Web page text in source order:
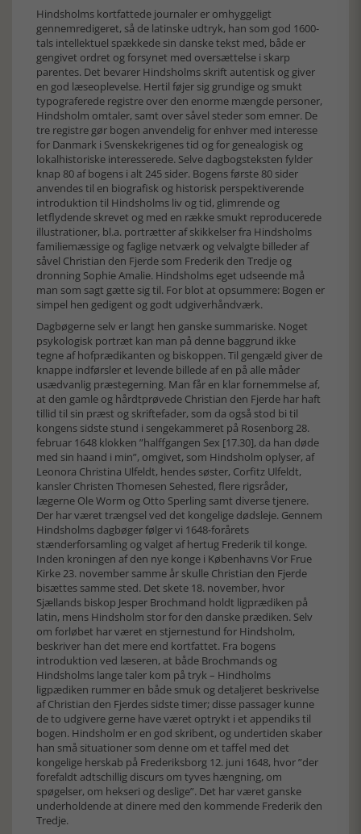
Hindsholms kortfattede journaler er omhyggeligt
gennemredigeret, så de latinske udtryk, han som god 1600-
tals intellektuel spækkede sin danske tekst med, både er
gengivet ordret og forsynet med oversættelse i skarp
parentes. Det bevarer Hindsholms skrift autentisk og giver
en god læseoplevelse. Hertil føjer sig grundige og smukt
typograferede registre over den enorme mængde personer,
Hindsholm omtaler, samt over såvel steder som emner. De
tre registre gør bogen anvendelig for enhver med interesse
for Danmark i Svenskekrigenes tid og for genealogisk og
lokalhistoriske interesserede. Selve dagbogsteksten fylder
knap 80 af bogens i alt 245 sider. Bogens første 80 sider
anvendes til en biografisk og historisk perspektiverende
introduktion til Hindsholms liv og tid, glimrende og
letflydende skrevet og med en række smukt reproducerede
illustrationer, bl.a. portrætter af skikkelser fra Hindsholms
familiemæssige og faglige netværk og velvalgte billeder af
såvel Christian den Fjerde som Frederik den Tredje og
dronning Sophie Amalie. Hindsholms eget udseende må
man som sagt gætte sig til. For blot at opsummere: Bogen er
simpel hen gedigent og godt udgiverhåndværk.
Dagbøgerne selv er langt hen ganske summariske. Noget
psykologisk portræt kan man på denne baggrund ikke
tegne af hofprædikanten og biskoppen. Til gengæld giver de
knappe indførsler et levende billede af en på alle måder
usædvanlig præstegerning. Man får en klar fornemmelse af,
at den gamle og hårdtprøvede Christian den Fjerde har haft
tillid til sin præst og skriftefader, som da også stod bi til
kongens sidste stund i sengekammeret på Rosenborg 28.
februar 1648 klokken ”halffgangen Sex [17.30], da han døde
med sin haand i min”, omgivet, som Hindsholm oplyser, af
Leonora Christina Ulfeldt, hendes søster, Corfitz Ulfeldt,
kansler Christen Thomesen Sehested, flere rigsråder,
lægerne Ole Worm og Otto Sperling samt diverse tjenere.
Der har været trængsel ved det kongelige dødsleje. Gennem
Hindsholms dagbøger følger vi 1648-forårets
stænderforsamling og valget af hertug Frederik til konge.
Inden kroningen af den nye konge i Københavns Vor Frue
Kirke 23. november samme år skulle Christian den Fjerde
bisættes samme sted. Det skete 18. november, hvor
Sjællands biskop Jesper Brochmand holdt ligprædiken på
latin, mens Hindsholm stor for den danske prædiken. Selv
om forløbet har været en stjernestund for Hindsholm,
beskriver han det mere end kortfattet. Fra bogens
introduktion ved læseren, at både Brochmands og
Hindsholms lange taler kom på tryk – Hindholms
ligpædiken rummer en både smuk og detaljeret beskrivelse
af Christian den Fjerdes sidste timer; disse passager kunne
de to udgivere gerne have været optrykt i et appendiks til
bogen. Hindsholm er en god skribent, og undertiden skaber
han små situationer som denne om et taffel med det
kongelige herskab på Frederiksborg 12. juni 1648, hvor ”der
forefaldt adtschillig discurs om tyves hængning, om
spøgelser, om hekseri og deslige”. Det har været ganske
underholdende at dinere med den kommende Frederik den
Tredje.